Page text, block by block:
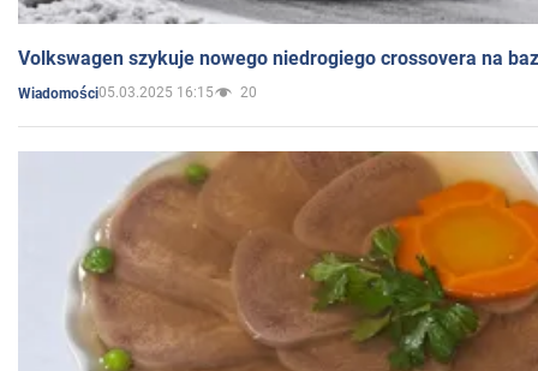
Volkswagen szykuje nowego niedrogiego crossovera na
Wiadomości05.03.2025 16:15 20